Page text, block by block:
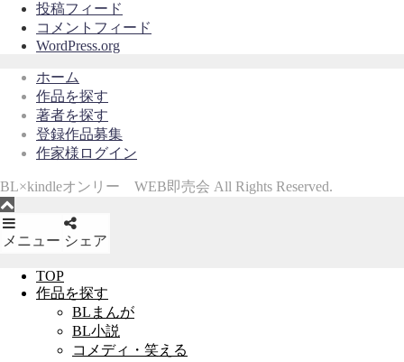
投稿フィード
コメントフィード
WordPress.org
ホーム
作品を探す
著者を探す
登録作品募集
作家様ログイン
BL×kindleオンリー WEB即売会 All Rights Reserved.
メニュー シェア
TOP
作品を探す
BLまんが
BL小説
コメディ・笑える